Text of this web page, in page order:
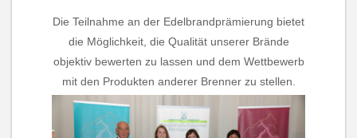
Die Teilnahme an der Edelbrandprämierung bietet
die Möglichkeit, die Qualität unserer Brände
objektiv bewerten zu lassen und dem Wettbewerb
mit den Produkten anderer Brenner zu stellen.